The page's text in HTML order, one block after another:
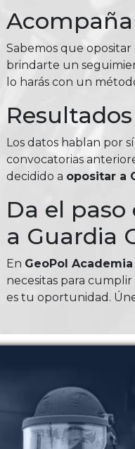
Sabemos que
brindarte un
lo harás con un
Los datos hablan por
convocatorias
decidido a opositar a
Da el
a Guardia
En GeoPol
necesitas para
es tu oportunidad.